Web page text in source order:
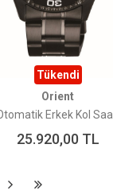
Tükendi
Orient
25.920,00TL